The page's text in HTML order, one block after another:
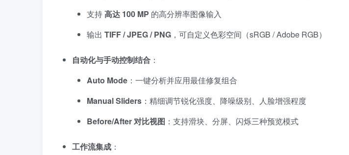
支持高达 100 MP 的高分辨率图像输入
输出 TIFF / JPEG / PNG ，可自定义色彩空间（sRGB / Adobe RGB）
自动化与手动控制结合 ：
Auto Mode ：一键分析并应用最佳修复组合
Manual Sliders ：精细调节锐化强度、降噪级别、人脸增强程度
Before/After 对比视图 ：支持滑块、分屏、闪烁三种预览模式
工作流集成 ：